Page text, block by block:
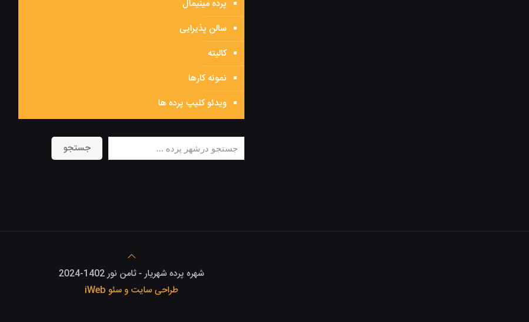
پرده مینیمال
سالن پذیرایی
کالیته
نمونه کارها
ویدئو کلیپ پرده ها
جستجو جستجو
شهره پرده شهریار - ثامن نور 1402-2024
طراحی سایت و سئو iWeb